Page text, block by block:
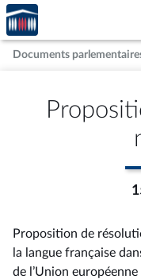
Aller au contenu
Aller en bas de la page
Accèder
à la
page
d'accueil
Documents
Proposition de
la langue française
de l’Union